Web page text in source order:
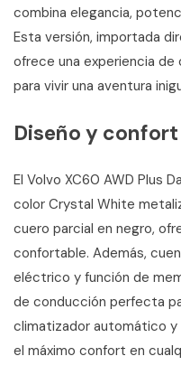
combina elegancia,
Esta versión, importada
ofrece una experiencia de
para vivir una aventura
Diseño y
El Volvo XC60 AWD Plus
color Crystal White
cuero parcial en negro,
confortable. Además,
eléctrico y función de
de conducción perfecta
climatizador automático
el máximo confort en